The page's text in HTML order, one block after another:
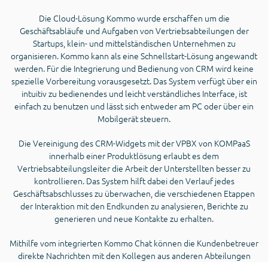
Die Cloud-Lösung Kommo wurde erschaffen um die
Geschäftsabläufe und Aufgaben von Vertriebsabteilungen der
Startups, klein- und mittelständischen Unternehmen zu
organisieren. Kommo kann als eine Schnellstart-Lösung angewandt
werden. Für die Integrierung und Bedienung von CRM wird keine
spezielle Vorbereitung vorausgesetzt. Das System verfügt über ein
intuitiv zu bedienendes und leicht verständliches Interface, ist
einfach zu benutzen und lässt sich entweder am PC oder über ein
Mobilgerät steuern.
Die Vereinigung des CRM-Widgets mit der VPBX von KOMPaaS
innerhalb einer Produktlösung erlaubt es dem
Vertriebsabteilungsleiter die Arbeit der Unterstellten besser zu
kontrollieren. Das System hilft dabei den Verlauf jedes
Geschäftsabschlusses zu überwachen, die verschiedenen Etappen
der Interaktion mit den Endkunden zu analysieren, Berichte zu
generieren und neue Kontakte zu erhalten.
Mithilfe vom integrierten Kommo Chat können die Kundenbetreuer
direkte Nachrichten mit den Kollegen aus anderen Abteilungen